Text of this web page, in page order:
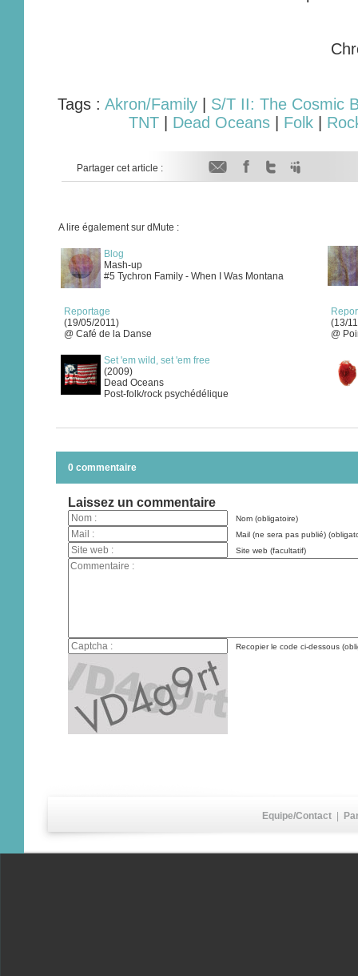
Tags : Akron/Family| S/T II: The Cosmic
TNT| Dead Oceans| Folk|
Partager cet article :
A lire également sur dMute :
Blog
Mash-up
#5 Tychron Family - When I Was Montana
Reportage
(19/05/2011)
@ Café de la Danse
(13/
@
Set 'em wild, set 'em free
(2009)
Dead Oceans
Post-folk/rock psychédélique
0 commentaire
Laissez un commentaire
Nom (obligatoire)
Mail (ne sera pas publié)
Site web (facultatif)
Recopier le code ci-dessous
Equipe/Contact